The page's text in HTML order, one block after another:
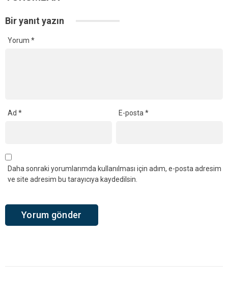
Bir yanıt yazın
Yorum *
Ad * E-posta*
Daha sonraki yorumlarımda kullanılması için adım, e-posta adresim
ve site adresim bu tarayıcıya kaydedilsin.